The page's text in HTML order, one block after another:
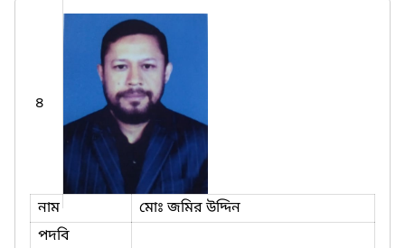
৪
নাম
মোঃ জমির উদ্দিন
পদবি